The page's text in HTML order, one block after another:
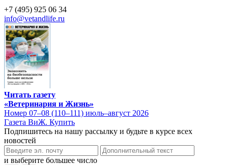
+7 (495) 925 06 34
info@vetandlife.ru
Читать газету
«Ветеринария и Жизнь»
Номер 07–08 (110–111) июль–август 2026
Газета ВиЖ. Купить
Подпишитесь на нашу рассылку и будьте в курсе всех
новостей
и выберите большее число